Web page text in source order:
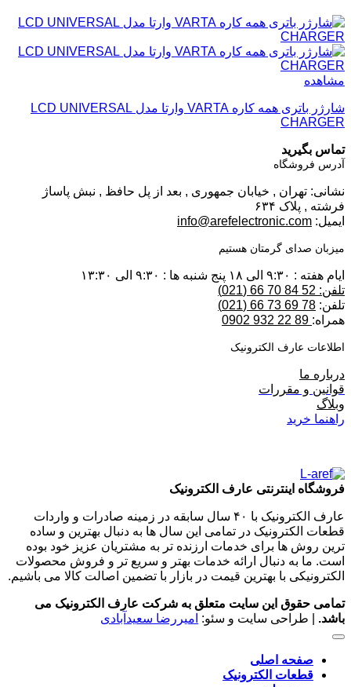
مشاهده
شارژر باتری همه کاره VARTA وارتا مدل LCD UNIVERSAL
CHARGER
تماس بگیرید
آدرس فروشگاه
نشانی: تهران , خیابان جمهوری , بعد از پل حافظ , نبش پاساژ
فرشته , پلاک ۶۳۴
ایمیل: info@arefelectronic.com
میزبان صدای گرمتان هستیم
ایام هفته : ۹:۳۰ الی ۱۸ پنج شنبه ها : ۹:۳۰ الی ۱۳:۳۰
تلفن: 52 84 70 66 (021)
تلفن: 78 69 73 66 (021)
همراه:
اطلاعات عارف الکترونیک
درباره ما
قوانین و مقررات
وبلاگ
راهنما خرید
فروشگاه اینترنتی عارف الکترونیک
عارف الکترونیک با ۴۰ سال سابقه در زمینه صادرات و واردات
قطعات الکترونیک در تمامی این سال ها به دنبال بهترین و ساده
ترین روش ها برای خدمات ارزنده تر به مشتریان عزیز خود بوده
است. ما به دنبال ارائه خدمات بهتر و سریع تر و فروش محصولات
الکترونیکی با بهترین قیمت در بازار با تضمین اصالت کالا می باشیم.
تمامی حقوق این سایت متعلق به شرکت عارف الکترونیک می
باشد. | طراحی سایت و سئو: امیررضا سعیدآبادی
صفحه اصلی
قطعات الکترونیک